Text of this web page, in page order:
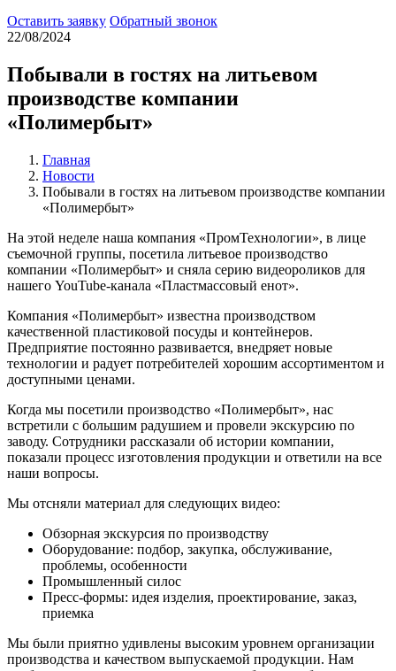
Оставить заявку Обратный звонок
22/08/2024
Побывали в гостях на литьевом
производстве компании
«Полимербыт»
Главная
Новости
Побывали в гостях на литьевом производстве компании
«Полимербыт»
На этой неделе наша компания «ПромТехнологии», в лице
съемочной группы, посетила литьевое производство
компании «Полимербыт» и сняла серию видеороликов для
нашего YouTube-канала «Пластмассовый енот».
Компания «Полимербыт» известна производством
качественной пластиковой посуды и контейнеров.
Предприятие постоянно развивается, внедряет новые
технологии и радует потребителей хорошим ассортиментом и
доступными ценами.
Когда мы посетили производство «Полимербыт», нас
встретили с большим радушием и провели экскурсию по
заводу. Сотрудники рассказали об истории компании,
показали процесс изготовления продукции и ответили на все
наши вопросы.
Мы отсняли материал для следующих видео:
Обзорная экскурсия по производству
Оборудование: подбор, закупка, обслуживание,
проблемы, особенности
Промышленный силос
Пресс-формы: идея изделия, проектирование, заказ,
приемка
Мы были приятно удивлены высоким уровнем организации
производства и качеством выпускаемой продукции. Нам